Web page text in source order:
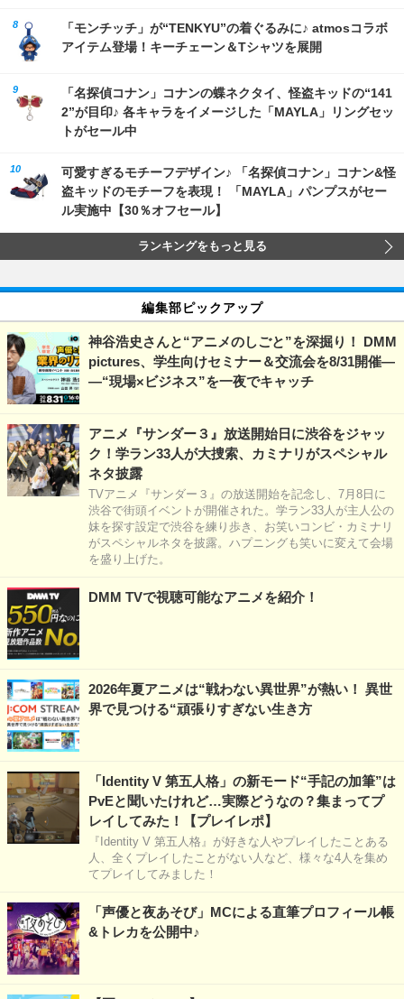
「モンチッチ」が“TENKYU”の着ぐるみに♪ atmosコラボ
アイテム登場！キーチェーン＆Tシャツを展開
「名探偵コナン」コナンの蝶ネクタイ、怪盗キッドの“141
2”が目印♪ 各キャラをイメージした「MAYLA」リングセッ
トがセール中
可愛すぎるモチーフデザイン♪ 「名探偵コナン」コナン&怪
盗キッドのモチーフを表現！ 「MAYLA」パンプスがセー
ル実施中【30％オフセール】
ランキングをもっと見る
編集部ピックアップ
神谷浩史さんと“アニメのしごと”を深掘り！ DMM
pictures、学生向けセミナー＆交流会を8/31開催―
―“現場×ビジネス”を一夜でキャッチ
アニメ『サンダー３』放送開始日に渋谷をジャッ
ク！学ラン33人が大捜索、カミナリがスペシャル
ネタ披露
TVアニメ『サンダー３』の放送開始を記念し、7月8日に
渋谷で街頭イベントが開催された。学ラン33人が主人公の
妹を探す設定で渋谷を練り歩き、お笑いコンビ・カミナリ
がスペシャルネタを披露。ハプニングも笑いに変えて会場
を盛り上げた。
DMM TVで視聴可能なアニメを紹介！
2026年夏アニメは“戦わない異世界”が熱い！ 異世
界で見つける“頑張りすぎない生き方
「Identity V 第五人格」の新モード“手記の加筆”は
PvEと聞いたけれど…実際どうなの？集まってプ
レイしてみた！【プレイレポ】
『Identity V 第五人格』が好きな人やプレイしたことある
人、全くプレイしたことがない人など、様々な4人を集め
てプレイしてみました！
「声優と夜あそび」MCによる直筆プロフィール帳
&トレカを公開中♪